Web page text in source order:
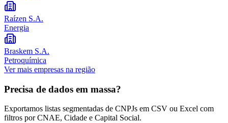
Raízen S.A.
Energia
Braskem S.A.
Petroquímica
Ver mais empresas na região
Precisa de dados em massa?
Exportamos listas segmentadas de CNPJs em CSV ou Excel com
filtros por CNAE, Cidade e Capital Social.